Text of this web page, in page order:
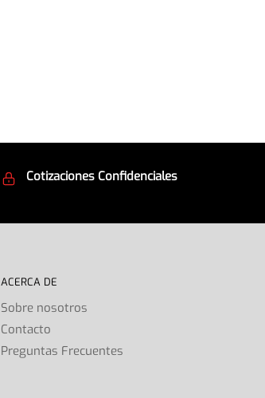
Cotizaciones Confidenciales
ACERCA DE
Sobre nosotros
Contacto
Preguntas Frecuentes